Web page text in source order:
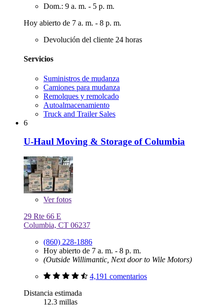
Dom.: 9 a. m. - 5 p. m.
Hoy abierto de 7 a. m. - 8 p. m.
Devolución del cliente 24 horas
Servicios
Suministros de mudanza
Camiones para mudanza
Remolques y remolcado
Autoalmacenamiento
Truck and Trailer Sales
6
U-Haul Moving & Storage of Columbia
Verfotos
29 Rte 66 E
Columbia, CT 06237
(860) 228-1886
Hoy abierto de 7 a. m. - 8 p. m.
(Outside Willimantic, Next door to Wile Motors)
4,191 comentarios
Distancia estimada
12.3 millas